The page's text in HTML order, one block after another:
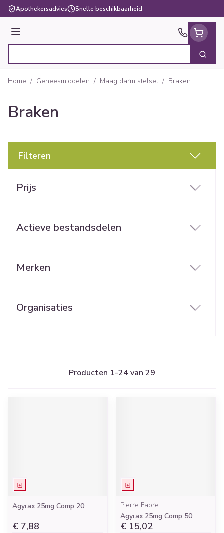
Ga naar de inhoud
Apothekersadvies Snelle beschikbaarheid
Menu
Zoek
Home / Geneesmiddelen / Maag darm stelsel / Braken
Braken
Filteren
Prijs
Actieve bestandsdelen
Merken
Organisaties
Producten 1-24van 29
Geneesmiddel
Agyrax 25mg Comp 20
€ 7,88
Geneesmiddel
Pierre Fabre
Agyrax 25mg Comp 50
€ 15,02